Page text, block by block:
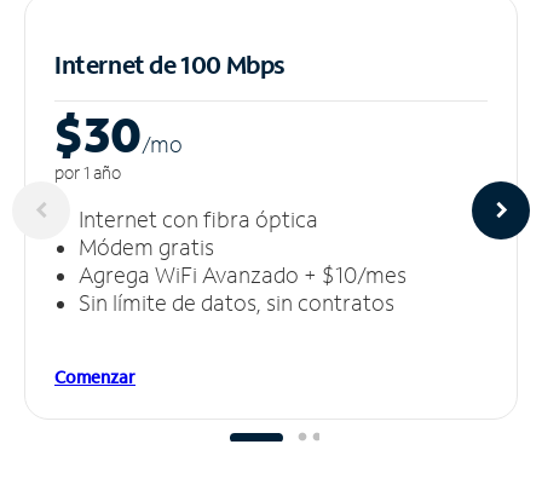
Internet de 100 Mbps
$30/mo
por 1 año
Internet con fibra óptica
Módem gratis
Agrega WiFi Avanzado + $10/mes
Sin límite de datos, sin contratos
Comenzar